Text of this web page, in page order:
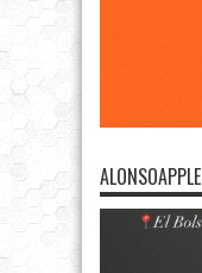
ALONSOAPPLE